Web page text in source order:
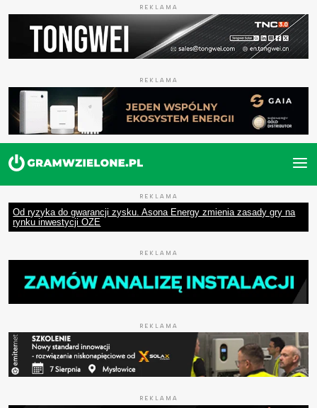
REKLAMA
REKLAMA
REKLAMA
Od ryzyka do gwarancji zysku. Asona Energy zmienia zasady gry na
rynku inwestycji OZE
REKLAMA
REKLAMA
REKLAMA